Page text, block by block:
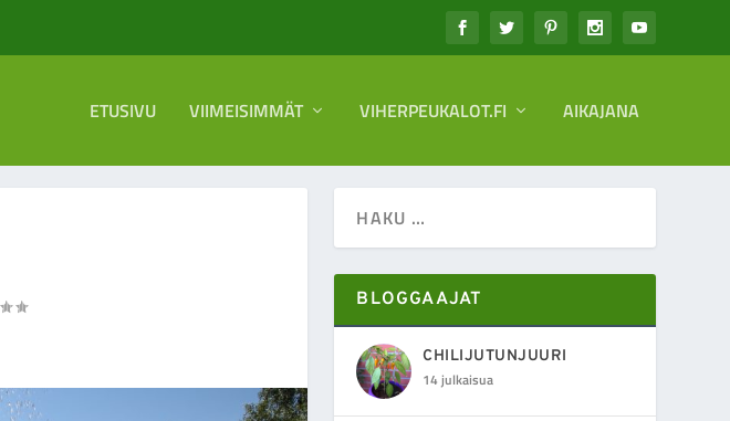
ETUSIVU VIIMEISIMMÄT VIHERPEUKALOT.FI AIKAJANA
BLOGGAAJAT
CHILIJUTUNJUURI
14 julkaisua